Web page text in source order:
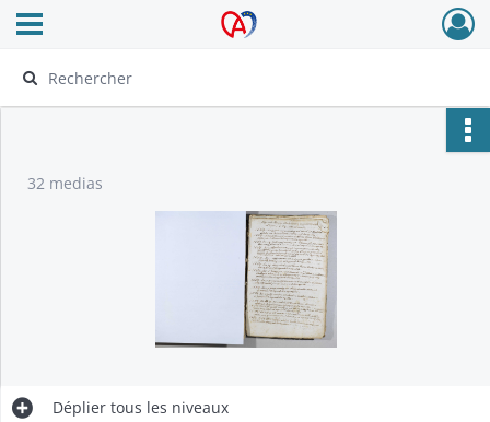
Archives Alsace - Colmar
Ouvrir le menu déroulant
32 medias
Déplier tous les niveaux